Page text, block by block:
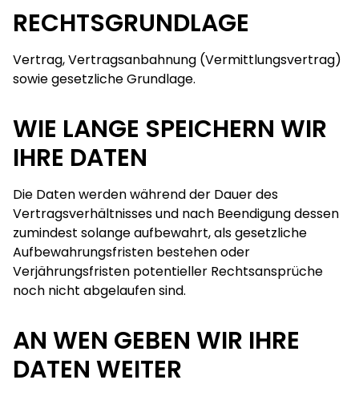
RECHTSGRUNDLAGE
Vertrag, Vertragsanbahnung (Vermittlungsvertrag)
sowie gesetzliche Grundlage.
WIE LANGE SPEICHERN WIR
IHRE DATEN
Die Daten werden während der Dauer des
Vertragsverhältnisses und nach Beendigung dessen
zumindest solange aufbewahrt, als gesetzliche
Aufbewahrungsfristen bestehen oder
Verjährungsfristen potentieller Rechtsansprüche
noch nicht abgelaufen sind.
AN WEN GEBEN WIR IHRE
DATEN WEITER